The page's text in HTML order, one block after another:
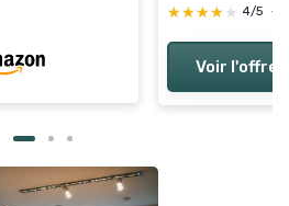
★★★★★
★★★★★ 4/5 —
Voir l'offre